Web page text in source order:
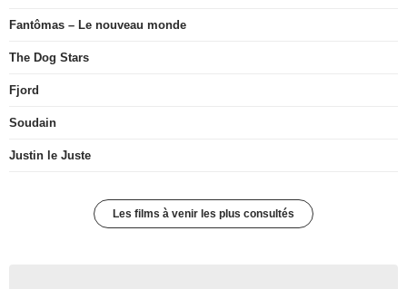
Fantômas – Le nouveau monde
The Dog Stars
Fjord
Soudain
Justin le Juste
Les films à venir les plus consultés